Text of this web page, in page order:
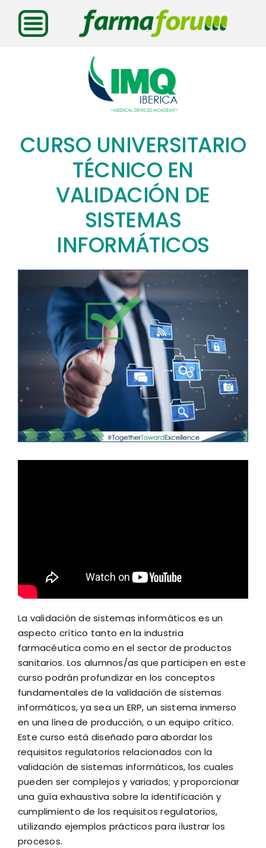
Saltar
contenido
CURSO UNIVERSITARIO
TÉCNICO EN
VALIDACIÓN DE
SISTEMAS
INFORMÁTICOS
La validación de sistemas informáticos es un
aspecto crítico tanto en la industria
farmacéutica como en el sector de productos
sanitarios. Los alumnos/as que participen en este
curso podrán profundizar en los conceptos
fundamentales de la validación de sistemas
informáticos, ya sea un ERP, un sistema inmerso
en una línea de producción, o un equipo crítico.
Este curso está diseñado para abordar los
requisitos regulatorios relacionados con la
validación de sistemas informáticos, los cuales
pueden ser complejos y variados; y proporcionar
una guía exhaustiva sobre la identificación y
cumplimiento de los requisitos regulatorios,
utilizando ejemplos prácticos para ilustrar los
procesos.